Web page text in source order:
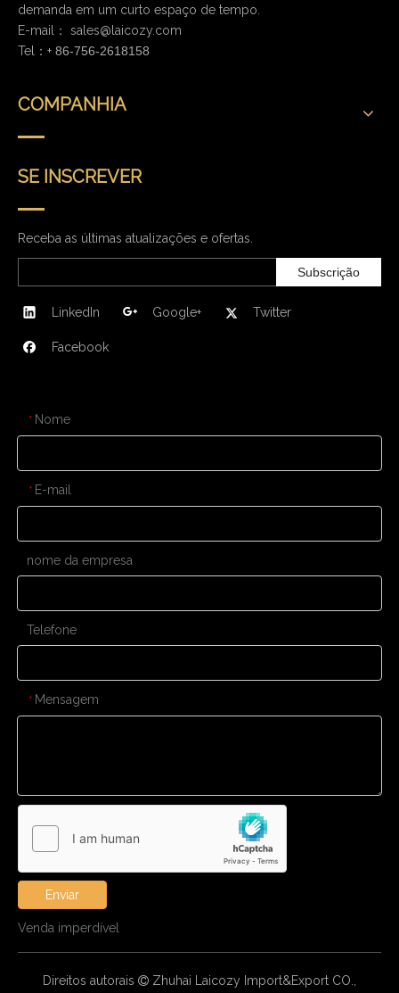
demanda em um curto espaço de tempo.
E-mail： sales@laicozy.com
Tel：+ 86-756-2618158
COMPANHIA
SE INSCREVER
Receba as últimas atualizações e ofertas.
Subscrição
LinkedIn Google+ Twitter
Facebook
* Nome
* E-mail
nome da empresa
Telefone
* Mensagem
Enviar
Venda imperdível
Direitos autorais  Zhuhai Laicozy Import&Export CO.,